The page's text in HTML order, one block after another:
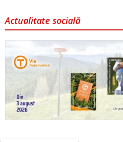
Actualitate socială